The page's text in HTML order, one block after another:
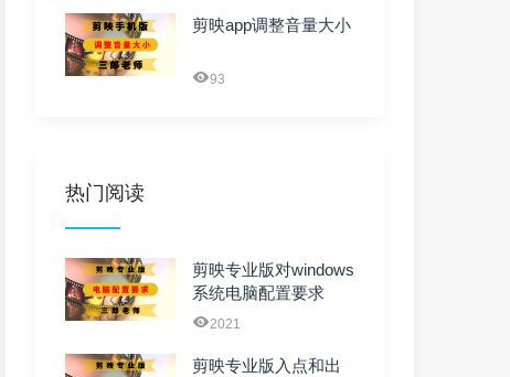
剪映app调整音量大小
93
热门阅读
剪映专业版对windows
系统电脑配置要求
2021
剪映专业版入点和出